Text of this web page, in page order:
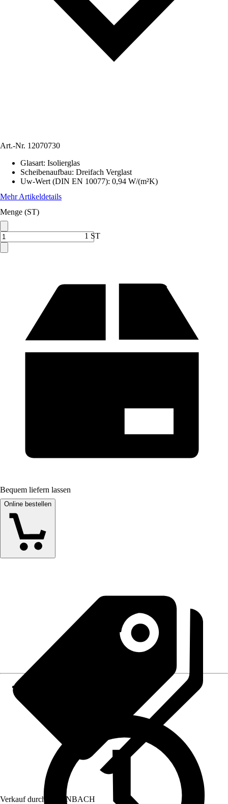
Art.-Nr. 12070730
Glasart: Isolierglas
Scheibenaufbau: Dreifach Verglast
Uw-Wert (DIN EN 10077): 0,94 W/(m²K)
Mehr Artikeldetails
Menge (ST)
1 ST
Bequem liefern lassen
Online bestellen
Verkauf durch: HORNBACH